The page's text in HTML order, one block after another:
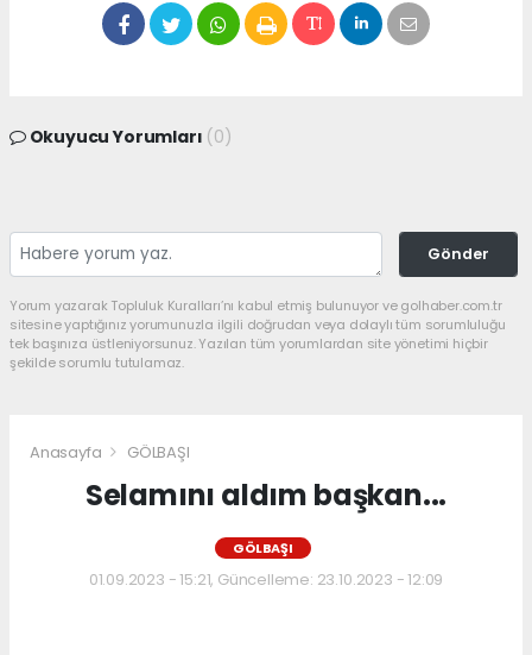
Okuyucu Yorumları (0)
Gönder
Yorum yazarak Topluluk Kuralları’nı kabul etmiş bulunuyor ve golhaber.com.tr
sitesine yaptığınız yorumunuzla ilgili doğrudan veya dolaylı tüm sorumluluğu
tek başınıza üstleniyorsunuz. Yazılan tüm yorumlardan site yönetimi hiçbir
şekilde sorumlu tutulamaz.
Anasayfa GÖLBAŞI
Selamını aldım başkan...
GÖLBAŞI
01.09.2023 - 15:21, Güncelleme: 23.10.2023 - 12:09